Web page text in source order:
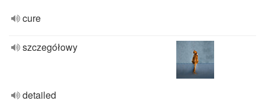
cure
szczegółowy
detailed